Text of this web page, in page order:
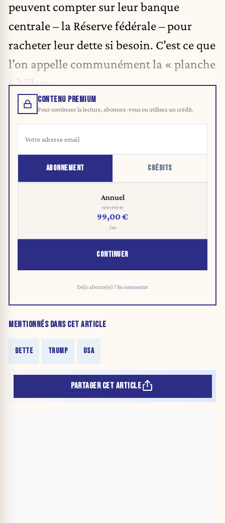
peuvent compter sur leur banque
centrale – la Réserve fédérale – pour
racheter leur dette si besoin. C’est ce que
l’on appelle communément la « planche
à billets ».
CONTENU PREMIUM
Pour continuer la lecture, abonnez-vous ou utilisez un crédit.
ABONNEMENT CRÉDITS
Annuel
120,00 €
99,00 €
/an
CONTINUER
Déjà abonné(e) ?Se connecter
MENTIONNÉS DANS CET ARTICLE
DETTE TRUMP USA
PARTAGER CET ARTICLE